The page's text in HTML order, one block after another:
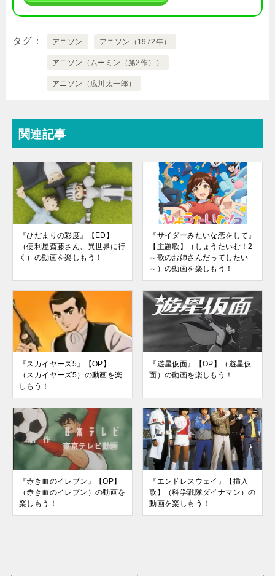
タグ アニソン アニソン（1972年）
アニソン（ムーミン（第2作））
アニソン（広川太一郎）
関連記事
『ひだまりの彩度』【ED】
（便利屋斎藤さん、異世界に行
く）の動画を楽しもう！
『サイダーみたいな恋をして』
【主題歌】（しょうたいむ！2
～歌のお姉さんだってしたい
～）の動画を楽しもう！
『スカイヤーズ5』【OP】
（スカイヤーズ5）の動画を楽
しもう！
『遊星仮面』【OP】（遊星仮
面）の動画を楽しもう！
『赤き血のイレブン』【OP】
（赤き血のイレブン）の動画を
楽しもう！
『エンドレスウェイ』【挿入
歌】（科学戦隊ダイナマン）の
動画を楽しもう！